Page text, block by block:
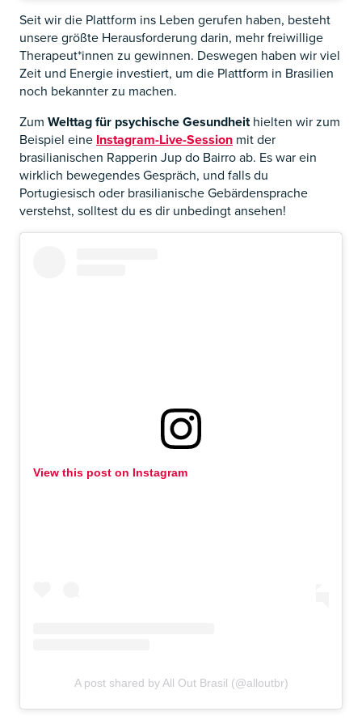
Seit wir die Plattform ins Leben gerufen haben, besteht
unsere größte Herausforderung darin, mehr freiwillige
Therapeut*innen zu gewinnen. Deswegen haben wir viel
Zeit und Energie investiert, um die Plattform in Brasilien
noch bekannter zu machen.
Zum Welttag für psychische Gesundheithielten wir zum
Beispiel eine Instagram-Live-Session mit der
brasilianischen Rapperin Jup do Bairro ab. Es war ein
wirklich bewegendes Gespräch, und falls du
Portugiesisch oder brasilianische Gebärdensprache
verstehst, solltest du es dir unbedingt ansehen!
View this post on Instagram
A post shared by All Out Brasil (@alloutbr)